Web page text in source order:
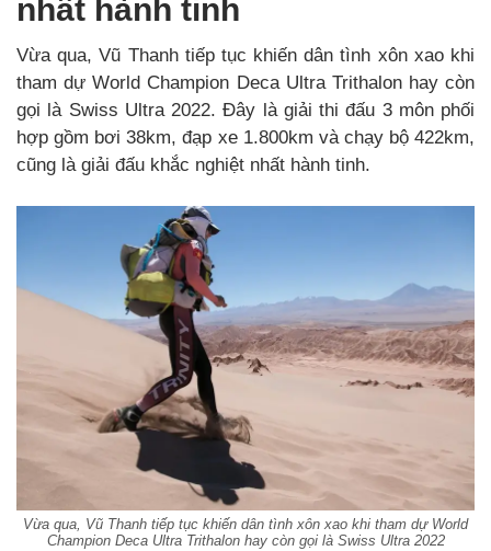
nhất hành tinh
Vừa qua, Vũ Thanh tiếp tục khiến dân tình xôn xao khi
tham dự World Champion Deca Ultra Trithalon hay còn
gọi là Swiss Ultra 2022. Đây là giải thi đấu 3 môn phối
hợp gồm bơi 38km, đạp xe 1.800km và chạy bộ 422km,
cũng là giải đấu khắc nghiệt nhất hành tinh.
Vừa qua, Vũ Thanh tiếp tục khiến dân tình xôn xao khi tham dự World
Champion Deca Ultra Trithalon hay còn gọi là Swiss Ultra 2022